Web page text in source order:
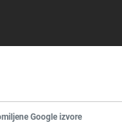
Google izvore